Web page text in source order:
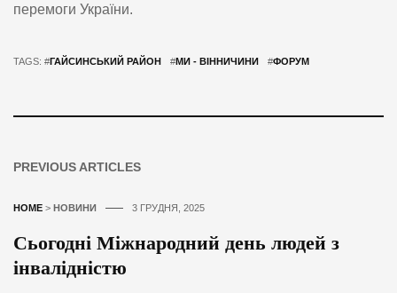
перемоги України.
TAGS: #ГАЙСИНСЬКИЙ РАЙОН #МИ - ВІННИЧИНИ #ФОРУМ
PREVIOUS ARTICLES
HOME > НОВИНИ 3 ГРУДНЯ, 2025
Сьогодні Міжнародний день людей з
інвалідністю